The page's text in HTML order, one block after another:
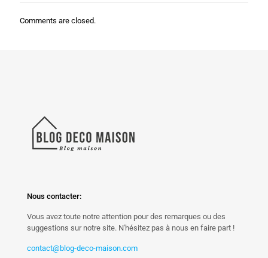
Comments are closed.
Nous contacter:
Vous avez toute notre attention pour des remarques ou des
suggestions sur notre site. N'hésitez pas à nous en faire part !
contact@blog-deco-maison.com